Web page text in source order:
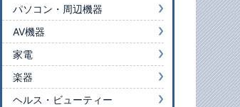
パソコン・周辺機器
AV機器
家電
楽器
ヘルス・ビューティー